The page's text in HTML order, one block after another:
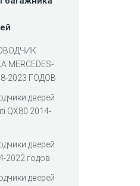
2023 ГОДОВ
дверей
QX80 2014-
дверей
2022 годов
дверей